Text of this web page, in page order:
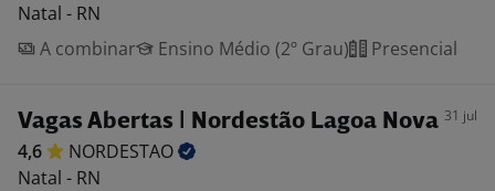
Natal - RN
A combinar
Ensino Médio (2º Grau) Presencial
Vagas Abertas | Nordestão Lagoa Nova 31 jul
4,6
NORDESTAO
Natal - RN